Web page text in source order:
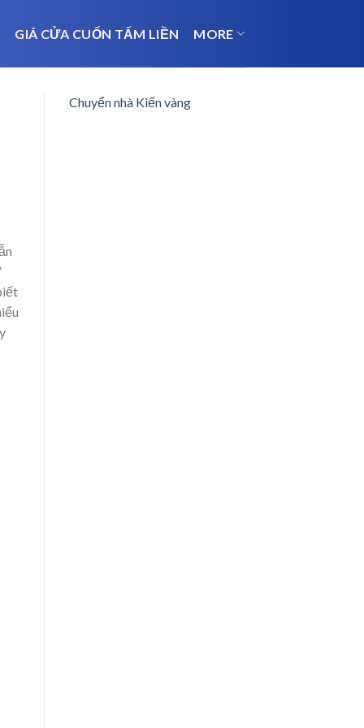
GIÁ CỬA CUỐN TẤM LIỀN MORE
Chuyển nhà Kiến vàng